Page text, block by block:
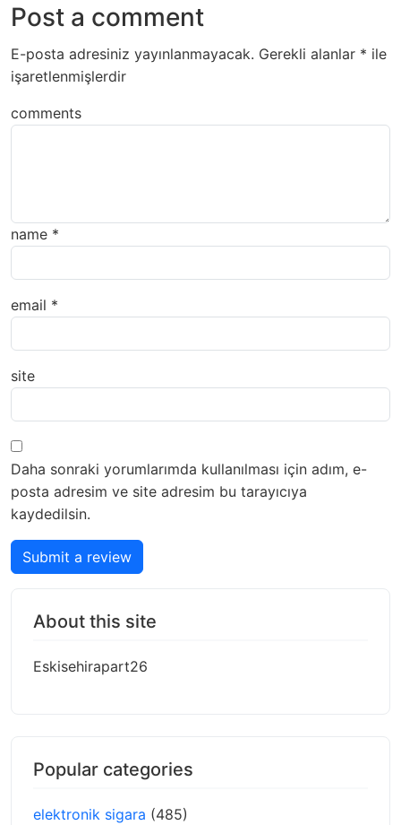
Post a comment
E-posta adresiniz yayınlanmayacak. Gerekli alanlar * ile
işaretlenmişlerdir
comments
name *
email *
site
Daha sonraki yorumlarımda kullanılması için adım, e-
posta adresim ve site adresim bu tarayıcıya
kaydedilsin.
Submit a review
About this site
Eskisehirapart26
Popular categories
elektronik sigara (485)